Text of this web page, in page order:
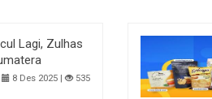
Lagi, Zulhas
8 Des 2025 | 535